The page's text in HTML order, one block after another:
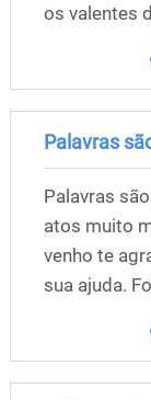
os valentes
Palavras
Palavras
atos muito
venho te
sua ajuda.